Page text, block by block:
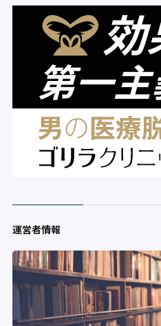
運営者情報